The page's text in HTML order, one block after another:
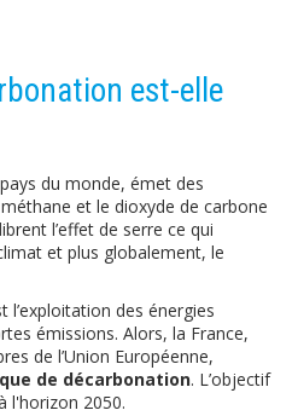
est-elle
du monde, émet des
et le dioxyde de carbone
l’effet de serre ce qui
et plus globalement, le
l’exploitation des énergies
émissions. Alors, la France,
de l’Union Européenne,
de décarbonation. L’objectif
l'horizon 2050.